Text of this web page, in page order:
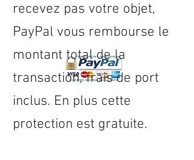
recevez pas votre objet,
PayPal vous rembourse le
montant total de la
transaction, frais de port
inclus. En plus cette
protection est gratuite.